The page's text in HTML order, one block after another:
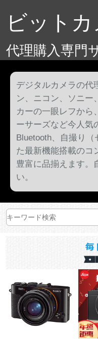
ビットカ
代理購入専門
デジタルカメラの代
ン、ニコン、ソニー
カーの一眼レフから
ーサーズなど今人気
Bluetooth、自撮り
た最新機能搭載のコ
豊富に品揃えます。
い。